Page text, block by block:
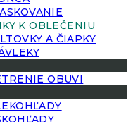
K OBLEČENIU
A ČIAPKY
OBUVI